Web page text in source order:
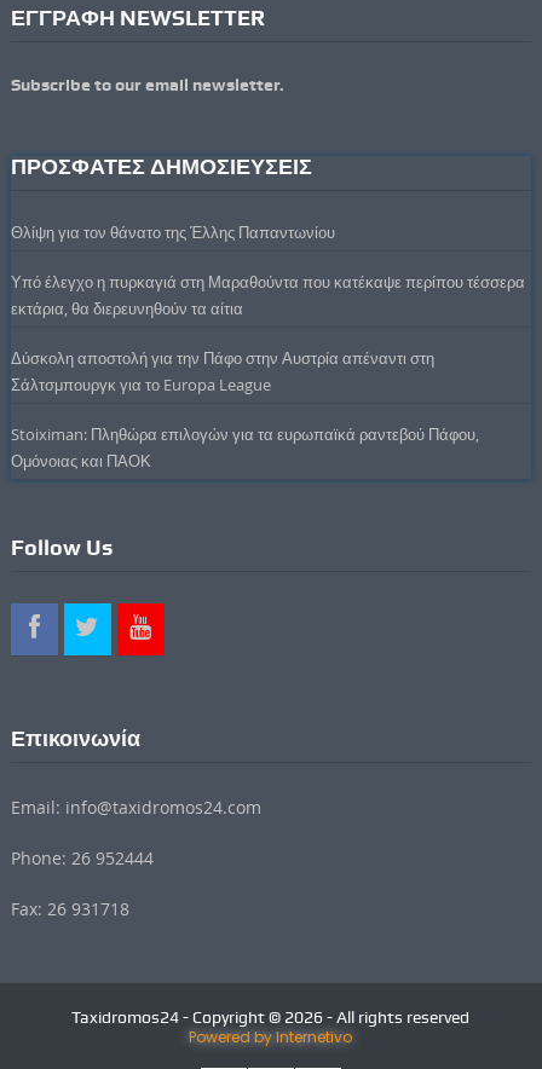
ΕΓΓΡΑΦΗ NEWSLETTER
Subscribe to our email newsletter.
ΠΡΟΣΦΑΤΕΣ ΔΗΜΟΣΙΕΥΣΕΙΣ
Θλίψη για τον θάνατο της Έλλης Παπαντωνίου
Υπό έλεγχο η πυρκαγιά στη Μαραθούντα που κατέκαψε περίπου τέσσερα
εκτάρια, θα διερευνηθούν τα αίτια
Δύσκολη αποστολή για την Πάφο στην Αυστρία απέναντι στη
Σάλτσμπουργκ για το Europa League
Stoiximan: Πληθώρα επιλογών για τα ευρωπαϊκά ραντεβού Πάφου,
Ομόνοιας και ΠΑΟΚ
Follow Us
Επικοινωνία
Email: info@taxidromos24.com
Phone: 26 952444
Fax: 26 931718
Taxidromos24 - Copyright © 2026 - All rights reserved
Powered by Internetivo